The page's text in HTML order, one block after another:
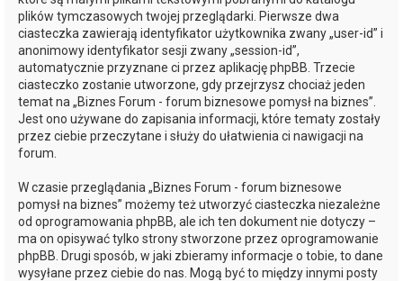
plików tymczasowych twojej przeglądarki. Pierwsze dwa
ciasteczka zawierają identyfikator użytkownika zwany „user-id” i
anonimowy identyfikator sesji zwany „session-id”,
automatycznie przyznane ci przez aplikację phpBB. Trzecie
ciasteczko zostanie utworzone, gdy przejrzysz chociaż jeden
temat na „Biznes Forum - forum biznesowe pomysł na biznes”.
Jest ono używane do zapisania informacji, które tematy zostały
przez ciebie przeczytane i służy do ułatwienia ci nawigacji na
forum.
W czasie przeglądania „Biznes Forum - forum biznesowe
pomysł na biznes” możemy też utworzyć ciasteczka niezależne
od oprogramowania phpBB, ale ich ten dokument nie dotyczy –
ma on opisywać tylko strony stworzone przez oprogramowanie
phpBB. Drugi sposób, w jaki zbieramy informacje o tobie, to dane
wysyłane przez ciebie do nas. Mogą być to między innymi posty